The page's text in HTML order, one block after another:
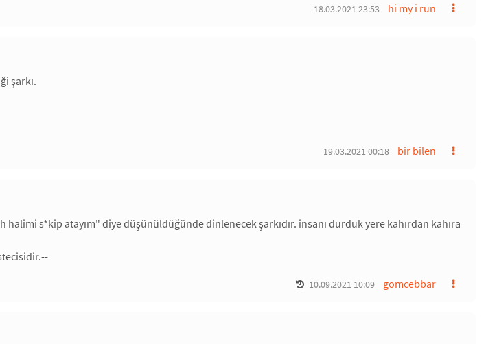
hi my i run
18.03.2021 23:53
şarkı.
bir bilen
19.03.2021 00:18
s*kip atayım" diye düşünüldüğünde dinlenecek şarkıdır. insanı durduk yere kahırdan kahıra
gomcebbar
10.09.2021 10:09